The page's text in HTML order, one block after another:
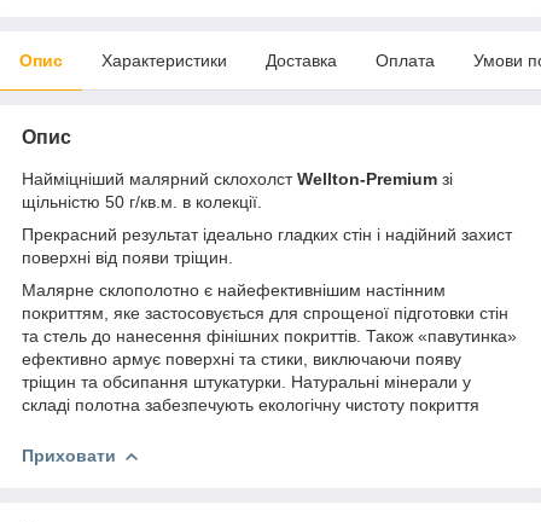
Опис Характеристики Доставка Оплата Умови
Опис
Найміцніший малярний склохолстWellton-Premium зі
щільністю 50 г/кв.м. в колекції.
Прекрасний результат ідеально гладких стін і надійний захист
поверхні від появи тріщин.
Малярне склополотно є найефективнішим настінним
покриттям, яке застосовується для спрощеної підготовки стін
та стель до нанесення фінішних покриттів. Також «павутинка»
ефективно армує поверхні та стики, виключаючи появу
тріщин та обсипання штукатурки. Натуральні мінерали у
складі полотна забезпечують екологічну чистоту покриття
Приховати